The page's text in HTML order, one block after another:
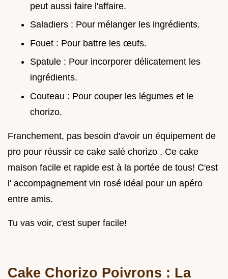
peut aussi faire l'affaire.
Saladiers : Pour mélanger les ingrédients.
Fouet : Pour battre les œufs.
Spatule : Pour incorporer délicatement les
ingrédients.
Couteau : Pour couper les légumes et le
chorizo.
Franchement, pas besoin d'avoir un équipement de
pro pour réussir ce cake salé chorizo . Ce cake
maison facile et rapide est à la portée de tous! C'est
l' accompagnement vin rosé idéal pour un apéro
entre amis.
Tu vas voir, c'est super facile!
Cake Chorizo Poivrons : La